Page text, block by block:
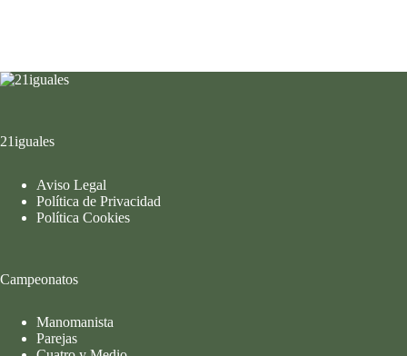
21iguales
Aviso Legal
Política de Privacidad
Política Cookies
Campeonatos
Manomanista
Parejas